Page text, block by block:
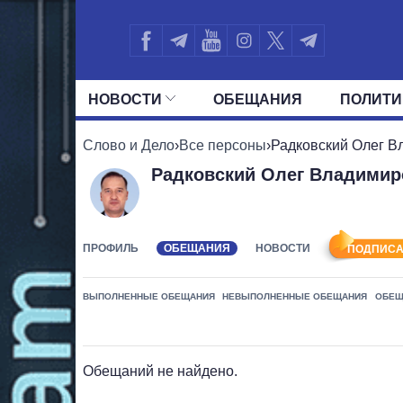
НОВОСТИ ОБЕЩАНИЯ
ВСЕ ПОЛИТИКИ ПРЕЗИДЕНТ И
Слово и Дело›Все персоны›Радковский Олег
Радковский Олег
ПРОФИЛЬ ОБЕЩАНИЯ НОВОСТИ
ВЫПОЛНЕННЫЕ ОБЕЩАНИЯ НЕВЫПОЛНЕННЫЕ ОБЕЩАНИЯ
Обещаний не найдено.